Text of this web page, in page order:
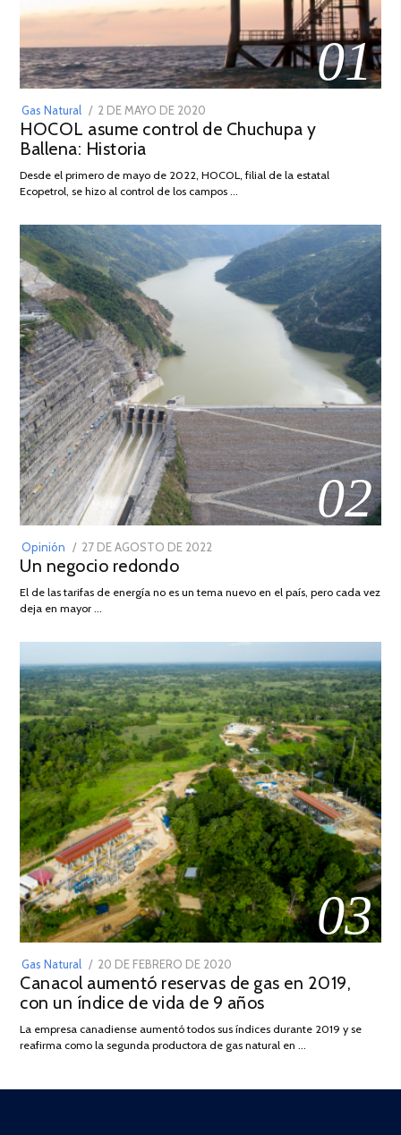
01
Gas Natural
POSTED
ON
2 DE MAYO DE 2020
DE
2026
HOCOL asume control de Chuchupa y
Ballena: Historia
Desde el primero de mayo de 2022, HOCOL, filial de la estatal
Ecopetrol, se hizo al control de los campos …
02
Opinión
POSTED
ON
27 DE AGOSTO DE 2022
DE
Un negocio redondo
El de las tarifas de energía no es un tema nuevo en el país, pero cada vez
deja en mayor …
03
Gas Natural
POSTED
ON
20 DE FEBRERO DE 2020
DE
JULIO
2025
Canacol aumentó reservas de gas en 2019,
con un índice de vida de 9 años
La empresa canadiense aumentó todos sus índices durante 2019 y se
reafirma como la segunda productora de gas natural en …